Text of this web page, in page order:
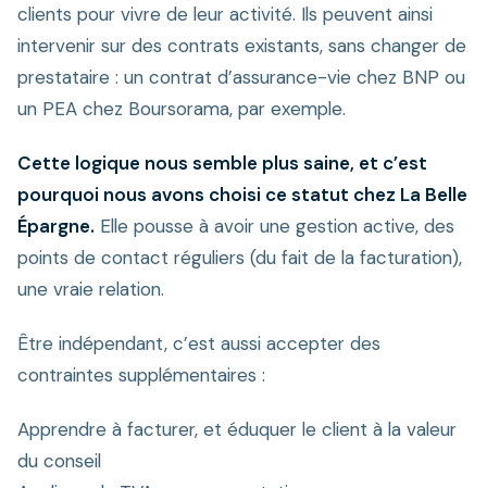
clients pour vivre de leur activité. Ils peuvent ainsi
intervenir sur des contrats existants, sans changer de
prestataire : un contrat d’assurance-vie chez BNP ou
un PEA chez Boursorama, par exemple.
Cette logique nous semble plus saine, et c’est
pourquoi nous avons choisi ce statut chez La Belle
Épargne. Elle pousse à avoir une gestion active, des
points de contact réguliers (du fait de la facturation),
une vraie relation.
Être indépendant, c’est aussi accepter des
contraintes supplémentaires :
Apprendre à facturer, et éduquer le client à la valeur
du conseil